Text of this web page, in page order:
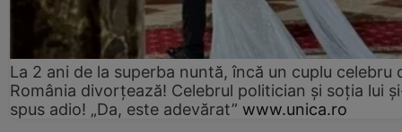
La 2 ani de la superba nuntă, încă un cuplu celebru
România divorțează! Celebrul politician și soția lui
spus adio! „Da, este adevărat” www.unica.ro